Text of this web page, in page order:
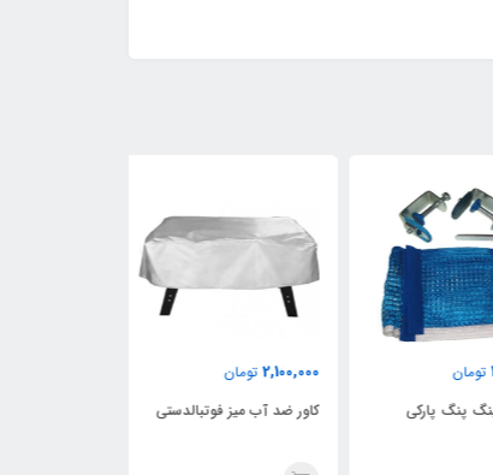
تومان
پنگ پارکی
2,100,000 تومان
کاور ضد آب میز فوتبالدستی